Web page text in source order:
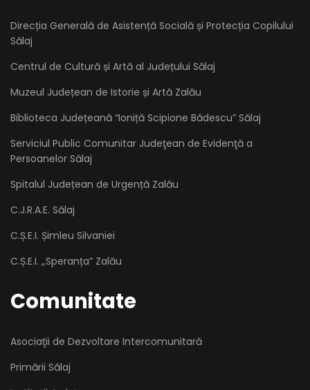
Direcția Generală de Asistență Socială și Protecția Copilului
Sălaj
Centrul de Cultură și Artă al Județului Sălaj
Muzeul Județean de Istorie și Artă Zalău
Biblioteca Județeană “Ioniță Scipione Bădescu” Sălaj
Serviciul Public Comunitar Judeţean de Evidenţă a
Persoanelor Sălaj
Spitalul Județean de Urgență Zalău
C.J.R.A.E. Sălaj
C.Ș.E.I. Șimleu Silvaniei
C.Ș.E.I. ,,Speranța” Zalău
Comunitate
Asociaţii de Dezvoltare Intercomunitară
Primării Sălaj